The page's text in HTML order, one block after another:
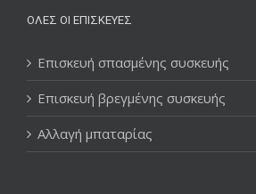
ΌΛΕΣ ΟΙ ΕΠΙΣΚΕΥΈΣ
Επισκευή σπασμένης συσκευής
Επισκευή βρεγμένης συσκευής
Αλλαγή μπαταρίας